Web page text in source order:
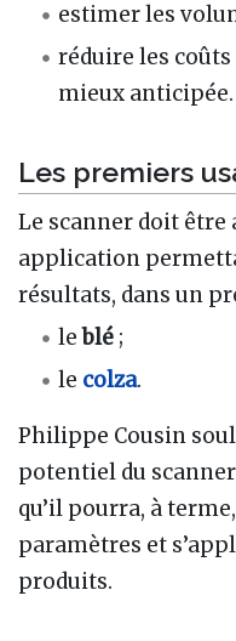
estimer les
réduire les
mieux anticipée.
Les premiers
Le scanner doit être
application
résultats, dans un
leblé ;
le colza.
Philippe Cousin
potentiel du
qu’il pourra, à
paramètres et
produits.